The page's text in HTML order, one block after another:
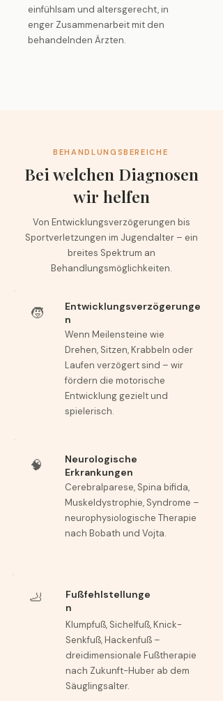
einfühlsam und altersgerecht, in
enger Zusammenarbeit mit den
behandelnden Ärzten.
BEHANDLUNGSBEREICHE
Bei welchen Diagnosen
wir helfen
Von Entwicklungsverzögerungen bis
Sportverletzungen im Jugendalter – ein
breites Spektrum an
Behandlungsmöglichkeiten.
🧒
Entwicklungsverzögerunge
n
Wenn Meilensteine wie
Drehen, Sitzen, Krabbeln oder
Laufen verzögert sind – wir
fördern die motorische
Entwicklung gezielt und
spielerisch.
🧠
Neurologische
Erkrankungen
Cerebralparese, Spina bifida,
Muskeldystrophie, Syndrome –
neurophysiologische Therapie
nach Bobath und Vojta.
🦶
Fußfehlstellunge
n
Klumpfuß, Sichelfuß, Knick-
Senkfuß, Hackenfuß –
dreidimensionale Fußtherapie
nach Zukunft-Huber ab dem
Säuglingsalter.